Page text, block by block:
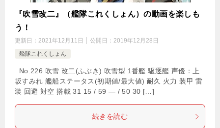
『吹雪改二』（艦隊これくしょん）の動画を楽しも
う！
更新日： 2021年12月11日 公開日： 2019年12月28日
艦隊これくしょん
No.226 吹雪 改二(ふぶき) 吹雪型 1番艦 駆逐艦 声優：上
坂すみれ 艦船ステータス(初期値/最大値) 耐久 火力 装甲 雷
装 回避 対空 搭載 31 15 / 59 — / 50 30 […]
続きを読む